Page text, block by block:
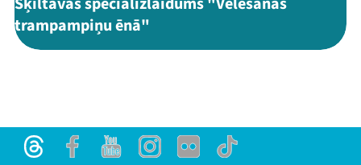
trampampiņu ēnā"
ThreadsFacebookYoutubeInstagram
Flick TikTok